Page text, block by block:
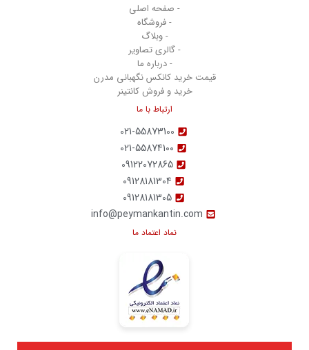
- صفحه اصلی
- فروشگاه
- وبلاگ
- گالری تصاویر
- درباره ما
قیمت خرید کانکس نگهبانی مدرن
خرید و فروش کانتینر
ارتباط با ما
021-55873100
021-55874100
09122072865
09128181304
09128181305
info@peymankantin.com
نماد اعتماد ما